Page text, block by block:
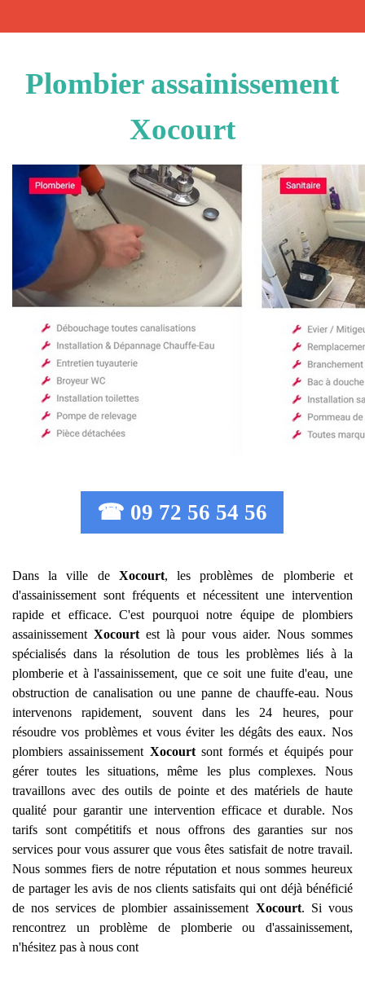
Plombier assainissement
Xocourt
☎ 09 72 56 54 56
Dans la ville de Xocourt, les problèmes de plomberie et
d'assainissement sont fréquents et nécessitent une intervention
rapide et efficace. C'est pourquoi notre équipe de plombiers
assainissement Xocourtest là pour vous aider. Nous sommes
spécialisés dans la résolution de tous les problèmes liés à la
plomberie et à l'assainissement, que ce soit une fuite d'eau, une
obstruction de canalisation ou une panne de chauffe-eau. Nous
intervenons rapidement, souvent dans les 24 heures, pour
résoudre vos problèmes et vous éviter les dégâts des eaux. Nos
plombiers assainissement Xocourtsont formés et équipés pour
gérer toutes les situations, même les plus complexes. Nous
travaillons avec des outils de pointe et des matériels de haute
qualité pour garantir une intervention efficace et durable. Nos
tarifs sont compétitifs et nous offrons des garanties sur nos
services pour vous assurer que vous êtes satisfait de notre travail.
Nous sommes fiers de notre réputation et nous sommes heureux
de partager les avis de nos clients satisfaits qui ont déjà bénéficié
de nos services de plombier assainissement Xocourt. Si vous
rencontrez un problème de plomberie ou d'assainissement,
n'hésitez pas à nous cont